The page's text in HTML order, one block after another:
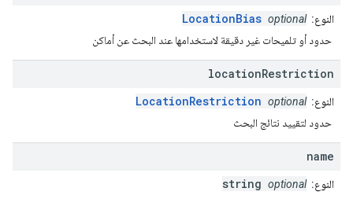
النوع: LocationBias optional
حدود أو تلميحات غير دقيقة لاستخدامها عند البحث عن أماكن
locationRestriction
النوع: LocationRestriction optional
حدود لتقييد نتائج البحث
name
النوع: string optional